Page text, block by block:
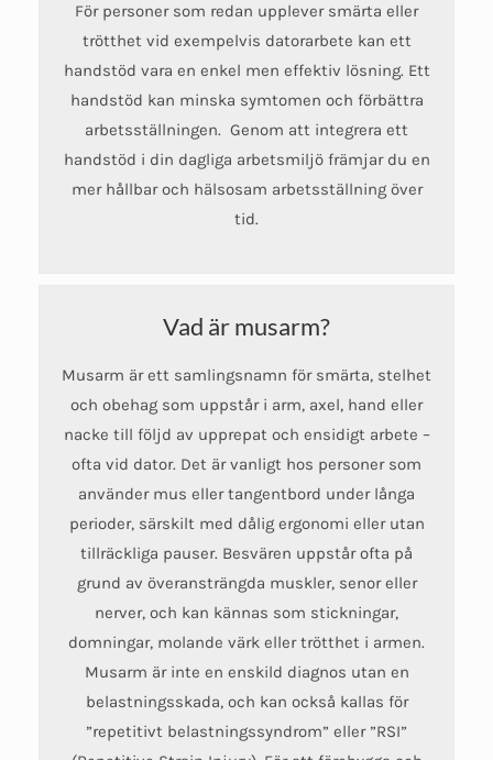
För personer som redan upplever smärta eller
trötthet vid exempelvis datorarbete kan ett
handstöd vara en enkel men effektiv lösning. Ett
handstöd kan minska symtomen och förbättra
arbetsställningen. Genom att integrera ett
handstöd i din dagliga arbetsmiljö främjar du en
mer hållbar och hälsosam arbetsställning över
tid.
Vad är musarm?
Musarm är ett samlingsnamn för smärta, stelhet
och obehag som uppstår i arm, axel, hand eller
nacke till följd av upprepat och ensidigt arbete –
ofta vid dator. Det är vanligt hos personer som
använder mus eller tangentbord under långa
perioder, särskilt med dålig ergonomi eller utan
tillräckliga pauser. Besvären uppstår ofta på
grund av överansträngda muskler, senor eller
nerver, och kan kännas som stickningar,
domningar, molande värk eller trötthet i armen.
Musarm är inte en enskild diagnos utan en
belastningsskada, och kan också kallas för
”repetitivt belastningssyndrom” eller ”RSI”